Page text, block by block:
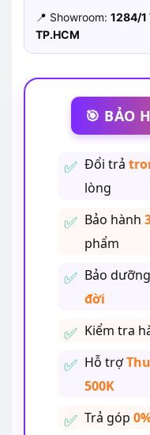
📍 Showroom: 1284/1
TP.HCM
🎯 BẢO
Đổi trả
lòng
Bảo hành
phẩm
Bảo
đời
Kiểm tra
Hỗ trợ
500K
Trả góp